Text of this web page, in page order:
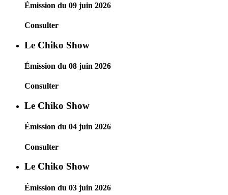
Émission du 09 juin 2026
Consulter
Le Chiko Show
Émission du 08 juin 2026
Consulter
Le Chiko Show
Émission du 04 juin 2026
Consulter
Le Chiko Show
Émission du 03 juin 2026